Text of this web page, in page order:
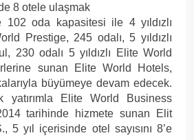
8 otele ulaşmak
102 oda kapasitesi ile 4 yıldızlı
Prestige, 245 odalı, 5 yıldızlı
230 odalı 5 yıldızlı Elite World
sunan Elite World Hotels,
büyümeye devam edecek.
yatırımla Elite World Business
tarihinde hizmete sunan Elit
5 yıl içerisinde otel sayısını 8’e